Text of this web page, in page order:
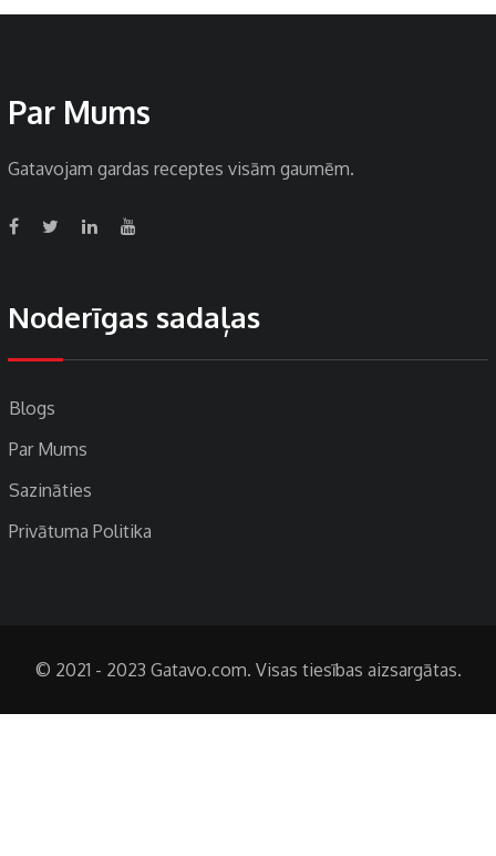
Par Mums
Gatavojam gardas receptes visām gaumēm.
Noderīgas sadaļas
Blogs
Par Mums
Sazināties
Privātuma Politika
© 2021 - 2023 Gatavo.com. Visas tiesības aizsargātas.